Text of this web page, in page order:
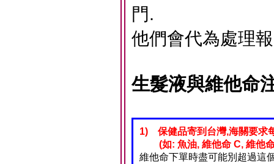
門.
他們會代為處理
生髮液與維他命
1) 保健品寄到台灣,海關要求
(如: 魚油, 維他命 C, 維他命
維他命下單時盡可能別超過這